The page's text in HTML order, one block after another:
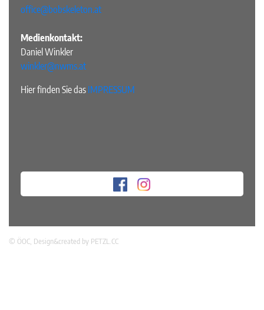
office@bobskeleton.at
Medienkontakt:
Daniel Winkler
winkler@nwms.at
Hier finden Sie das IMPRESSUM
© ÖOC, Design&created by PETZL.CC